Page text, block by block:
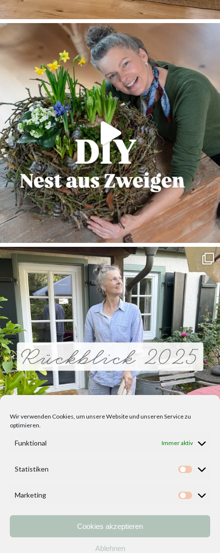
Wir verwenden Cookies, um unsere Website und unseren Service zu
optimieren.
Funktional Immer aktiv
Statistiken
Marketing
Cookies akzeptieren
Ablehnen
Kontakt